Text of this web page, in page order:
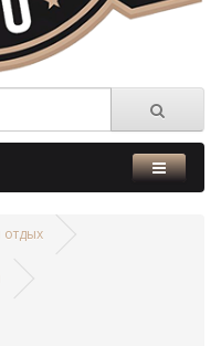
отдых